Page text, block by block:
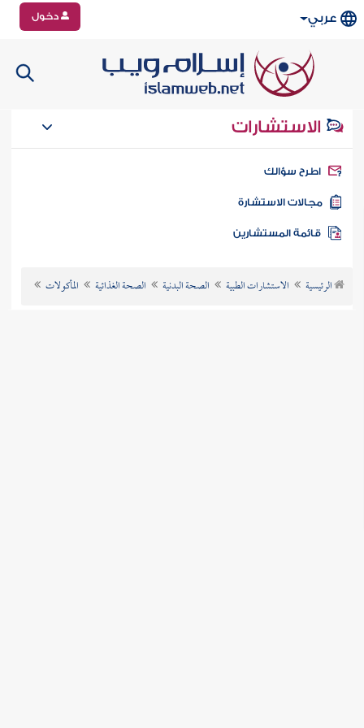
عربي دخول
الاستشارات
سؤالك
الاستشارة
الرئيسية الاستشارات الطبية الصحة البدنية الصحة الغذائية المأكولات